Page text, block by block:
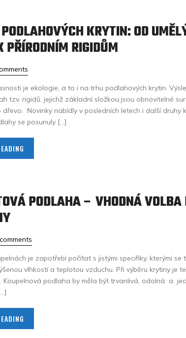
KRYTIN: OD
RIGIDŮM
je ekologie, a to i na trhu podlahových krytin.
tzv. rigidů, jejichž základní složkou jsou obnovitelné
dřevo. Novinky nabídly v posledních letech i další druhy
se posunuly […]
PODLAHA – VHODNÁ VOLBA
je zapotřebí počítat s jistými specifiky, kterými se
vlhkostí a teplotou vzduchu. Při výběru krytiny je
Koupelnová podlaha by měla být trvanlivá, odolná a